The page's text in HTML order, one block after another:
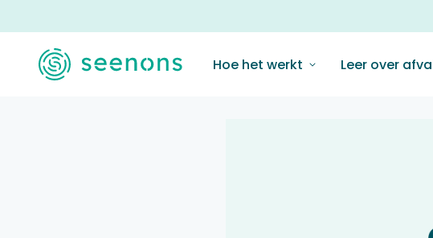
Hoe het werkt Leer over